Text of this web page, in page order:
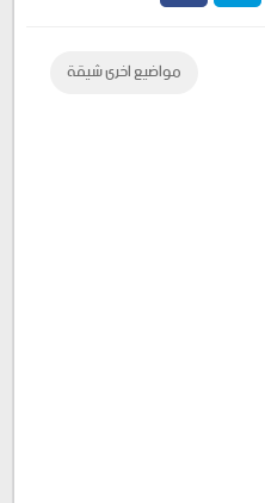
مواضيع اخرى شيقة